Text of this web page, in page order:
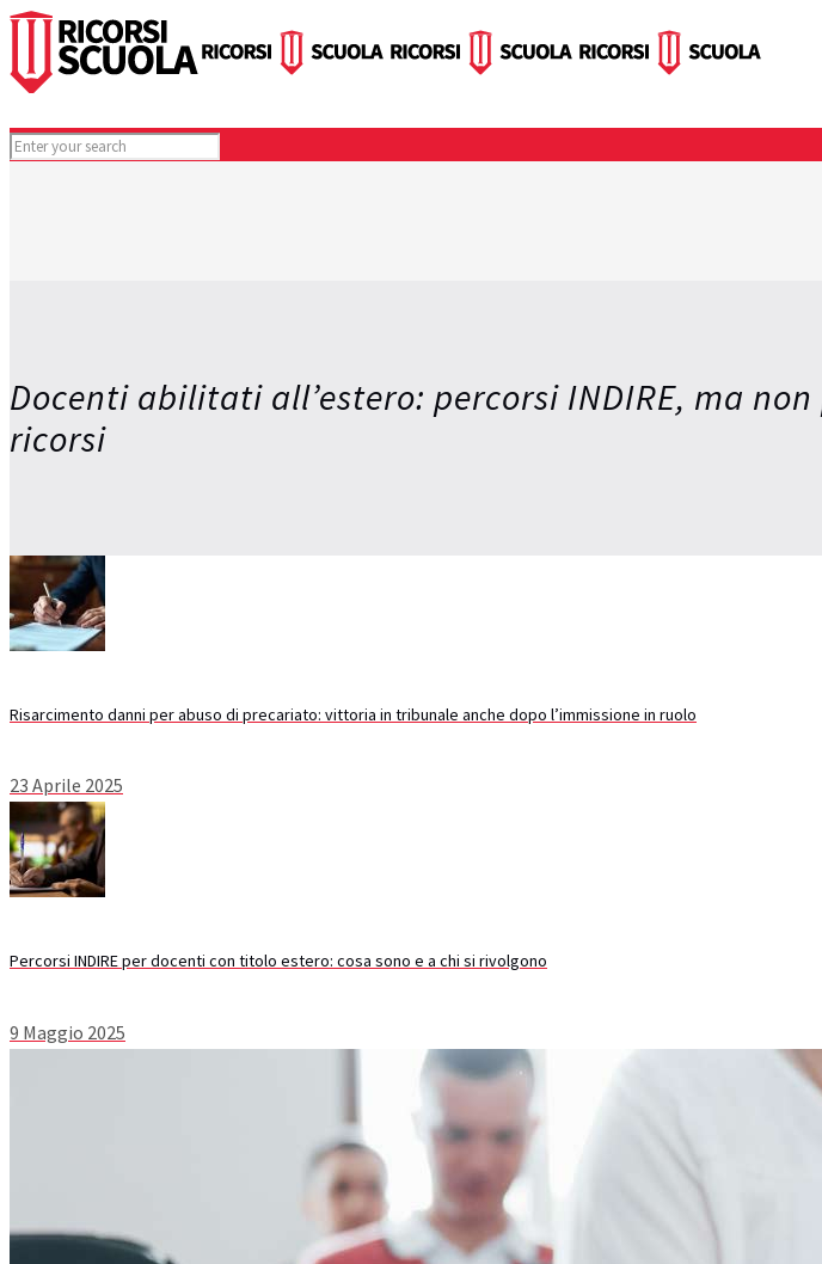
Docenti abilitati all’estero: percorsi INDIRE, ma
ricorsi
Risarcimento danni per abuso di precariato: vittoria in tribunale anche dopo l’immissione in ruolo
23 Aprile 2025
Percorsi INDIRE per docenti con titolo estero: cosa sono e a chi si rivolgono
9 Maggio 2025